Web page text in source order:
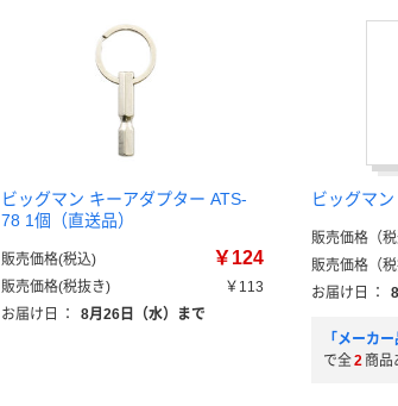
ビッグマン キーアダプター ATS-
78 1個（直送品）
販売価格(税込) ￥124
販売価格(税抜き)
￥113
お届け日
： 8月26日（水）まで
ビッグマ
販売価格（
販売価格（
お届け日
：
「メーカ
で全2 商品